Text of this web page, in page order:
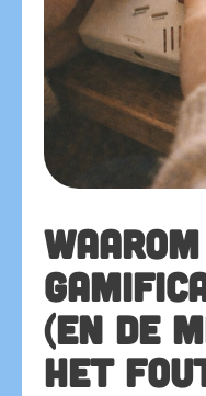
Waarom
(en de
het